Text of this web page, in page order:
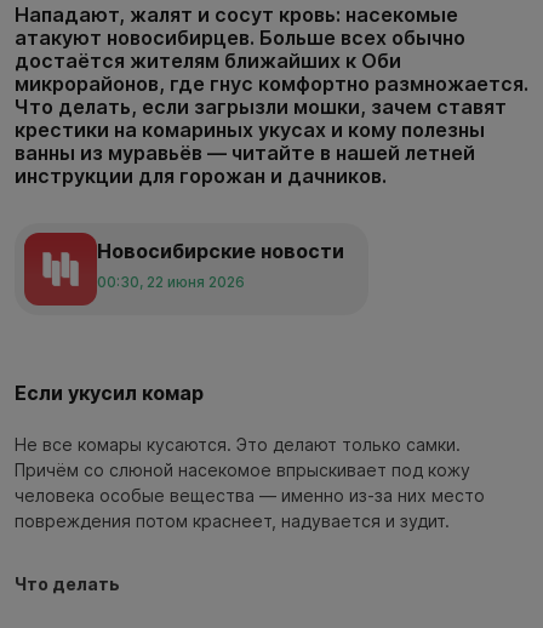
Нападают, жалят и сосут кровь: насекомые
атакуют новосибирцев. Больше всех обычно
достаётся жителям ближайших к Оби
микрорайонов, где гнус комфортно размножается.
Что делать, если загрызли мошки, зачем ставят
крестики на комариных укусах и кому полезны
ванны из муравьёв — читайте в нашей летней
инструкции для горожан и дачников.
Новосибирские новости
00:30, 22 июня 2026
Если укусил комар
Не все комары кусаются. Это делают только самки.
Причём со слюной насекомое впрыскивает под кожу
человека особые вещества — именно из-за них место
повреждения потом краснеет, надувается и зудит.
Что делать